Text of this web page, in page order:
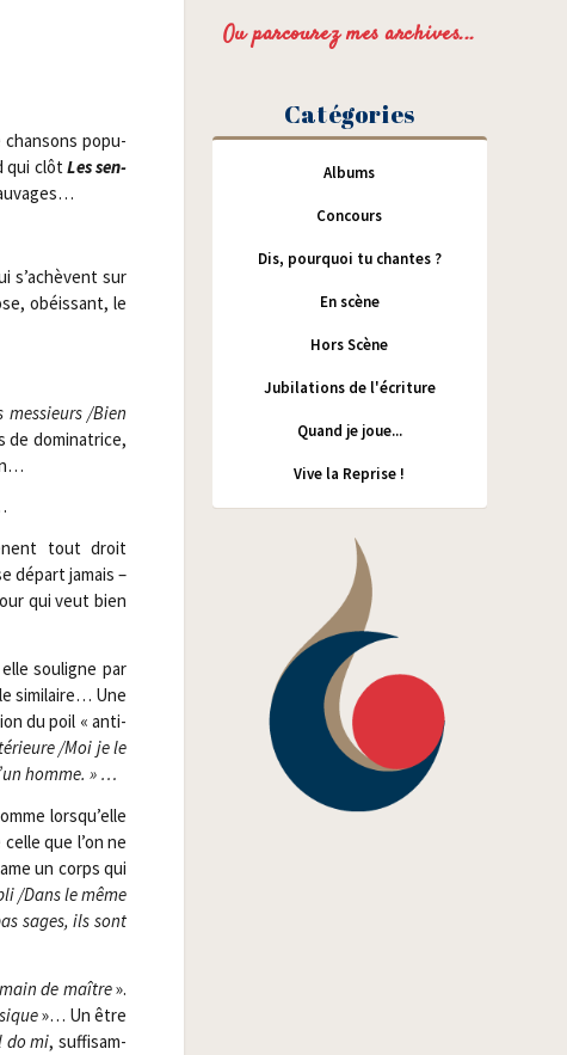
chan­sons popu­
qui clôtLes sen­
s’achèvent sur
obéis­sant, le
mes­sieurs /​Bien
de domi­na­trice,
tout droit
départ jamais –
qui veut bien
sou­ligne par
simi­laire… Une
du poil « anti-
/​Moi je le
homme. » …
lorsqu’elle
que l’on ne
un corps qui
/​Dans le même
sages, ils sont
de maître».
»… Un être
do mi, suf­fi­sam­
Ou parcourez mes archives...
Catégories
Albums
Concours
Dis, pourquoi tu chantes ?
En scène
Hors Scène
Jubilations de l'écriture
Quand je joue...
Vive la Reprise !